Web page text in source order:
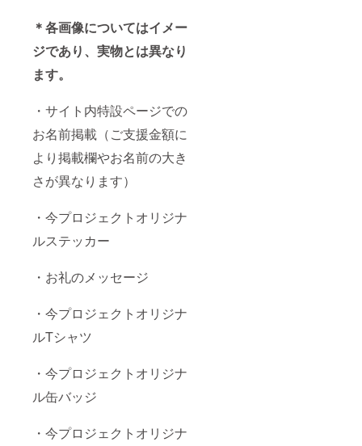
＊各画像についてはイメー
ジであり、実物とは異なり
ます。
・サイト内特設ページでの
お名前掲載（ご支援金額に
より掲載欄やお名前の大き
さが異なります）
・今プロジェクトオリジナ
ルステッカー
・お礼のメッセージ
・今プロジェクトオリジナ
ルTシャツ
・今プロジェクトオリジナ
ル缶バッジ
・今プロジェクトオリジナ